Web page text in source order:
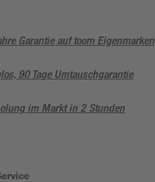
Garantie auf toom Eigenmarken
90 Tage Umtauschgarantie
im Markt in 2 Stunden